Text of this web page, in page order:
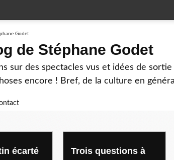
de Stéphane Godet
sur des spectacles vus et idées de
encore ! Bref, de la culture en
écarté
Trois questions à